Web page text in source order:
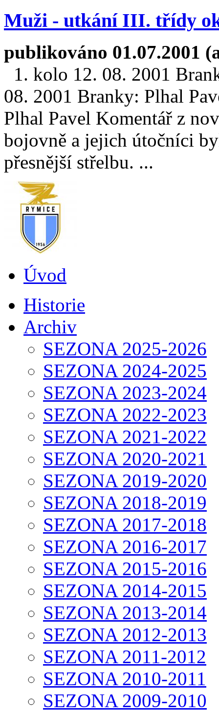
Muži - utkání III. třídy
publikováno 01.07.2001
1. kolo 12. 08. 2001
08. 2001 Branky: Plhal
Plhal Pavel Komentář z
bojovně a jejich útočníci
přesnější střelbu. ...
Úvod
Historie
Archiv
SEZONA 2025-2026
SEZONA 2024-2025
SEZONA 2023-2024
SEZONA 2022-2023
SEZONA 2021-2022
SEZONA 2020-2021
SEZONA 2019-2020
SEZONA 2018-2019
SEZONA 2017-2018
SEZONA 2016-2017
SEZONA 2015-2016
SEZONA 2014-2015
SEZONA 2013-2014
SEZONA 2012-2013
SEZONA 2011-2012
SEZONA 2010-2011
SEZONA 2009-2010